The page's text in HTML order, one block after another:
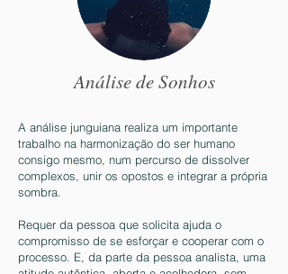
Análise de Sonhos
A análise junguiana realiza um importante
trabalho na harmonização do ser humano
consigo mesmo, num percurso de dissolver
complexos, unir os opostos e integrar a própria
sombra.
Requer da pessoa que solicita ajuda o
compromisso de se esforçar e cooperar com o
processo. E, da parte da pessoa analista, uma